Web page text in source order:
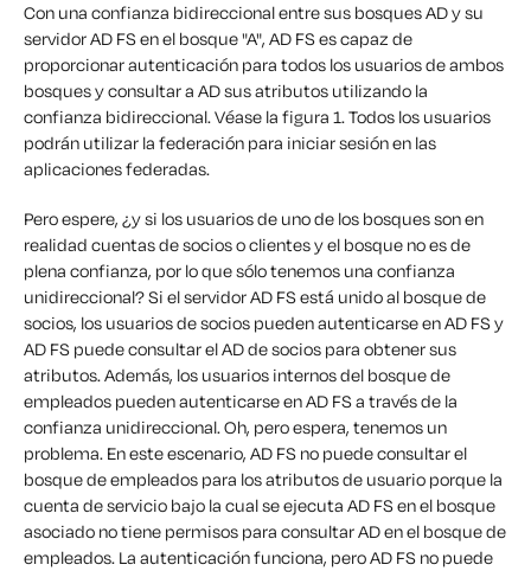
Con una confianza bidireccional entre sus bosques AD y su
servidor AD FS en el bosque "A", AD FS es capaz de
proporcionar autenticación para todos los usuarios de ambos
bosques y consultar a AD sus atributos utilizando la
confianza bidireccional. Véase la figura 1. Todos los usuarios
podrán utilizar la federación para iniciar sesión en las
aplicaciones federadas.
Pero espere, ¿y si los usuarios de uno de los bosques son en
realidad cuentas de socios o clientes y el bosque no es de
plena confianza, por lo que sólo tenemos una confianza
unidireccional? Si el servidor AD FS está unido al bosque de
socios, los usuarios de socios pueden autenticarse en AD FS y
AD FS puede consultar el AD de socios para obtener sus
atributos. Además, los usuarios internos del bosque de
empleados pueden autenticarse en AD FS a través de la
confianza unidireccional. Oh, pero espera, tenemos un
problema. En este escenario, AD FS no puede consultar el
bosque de empleados para los atributos de usuario porque la
cuenta de servicio bajo la cual se ejecuta AD FS en el bosque
asociado no tiene permisos para consultar AD en el bosque de
empleados. La autenticación funciona, pero AD FS no puede